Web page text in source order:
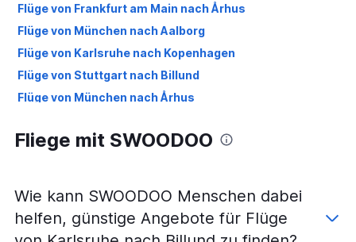
Flüge von Frankfurt am Main nach Århus
Flüge von München nach Aalborg
Flüge von Karlsruhe nach Kopenhagen
Flüge von Stuttgart nach Billund
Flüge von München nach Århus
Flüge von Stuttgart nach Århus
Fliege mit SWOODOO
Wie kann SWOODOO Menschen dabei
helfen, günstige Angebote für Flüge